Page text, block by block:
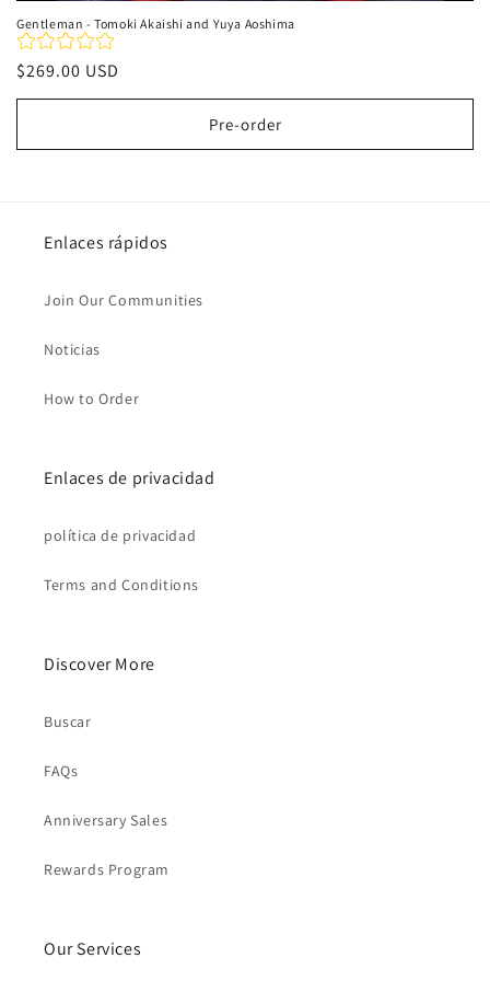
Gentleman - Tomoki Akaishi and Yuya Aoshima
Precio
habitual
$269.00 USD
Pre-order
Enlaces rápidos
Join Our Communities
Noticias
How to Order
Enlaces de privacidad
política de privacidad
Terms and Conditions
Discover More
Buscar
FAQs
Anniversary Sales
Rewards Program
Our Services